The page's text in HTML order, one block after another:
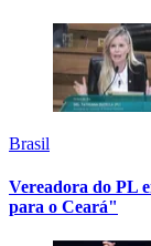
Brasil
Vereadora do PL
para o Ceará"